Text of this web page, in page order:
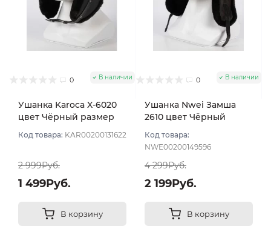
0 В наличии
Ушанка Karoca X-6020
цвет Чёрный размер
Код товара: KAR00200131622
2 999Руб.
1 499Руб.
В корзину
0 В наличии
Ушанка Nwei Замша
2610 цвет Чёрный
Код товара:
NWE00200149596
4 299Руб.
2 199Руб.
В корзину